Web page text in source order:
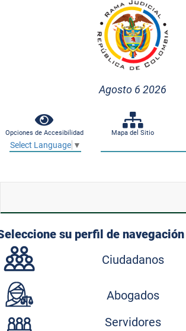
Agosto 6 2026
Opciones de Accesibilidad Mapa del Sitio
Select Language ▼
su perfil de navegación
Ciudadanos
Abogados
Servidores